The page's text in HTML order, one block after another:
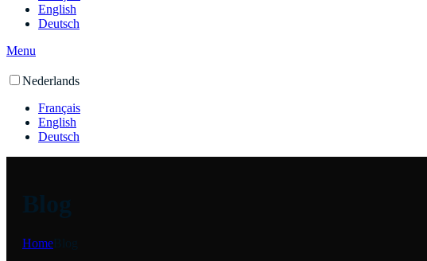
English
Deutsch
Menu
Nederlands
Français
English
Deutsch
Blog
HomeBlog